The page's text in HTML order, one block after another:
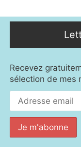
Recevez
sélection de mes